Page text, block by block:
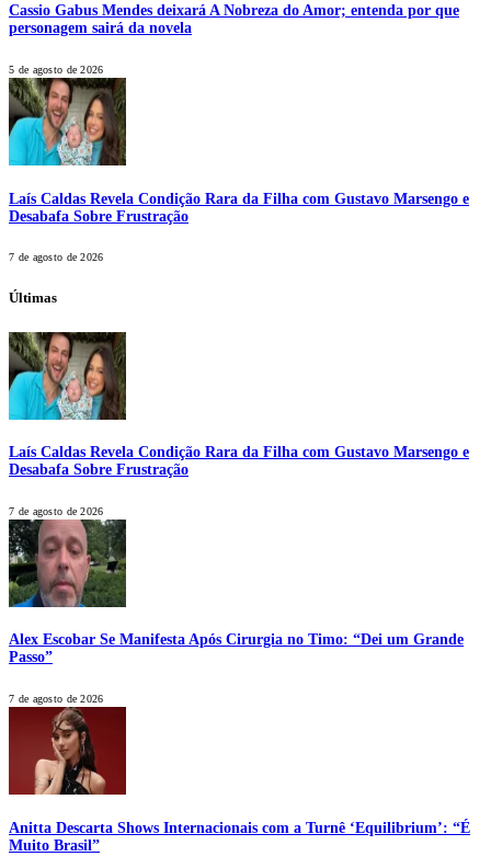
Cassio Gabus Mendes deixará A Nobreza do Amor; entenda por que
personagem sairá da novela
5 de agosto de 2026
Laís Caldas Revela Condição Rara da Filha com Gustavo Marsengo e
Desabafa Sobre Frustração
7 de agosto de 2026
Últimas
Laís Caldas Revela Condição Rara da Filha com Gustavo Marsengo e
Desabafa Sobre Frustração
7 de agosto de 2026
Alex Escobar Se Manifesta Após Cirurgia no Timo: “Dei um Grande
Passo”
7 de agosto de 2026
Anitta Descarta Shows Internacionais com a Turnê ‘Equilibrium’: “É
Muito Brasil”